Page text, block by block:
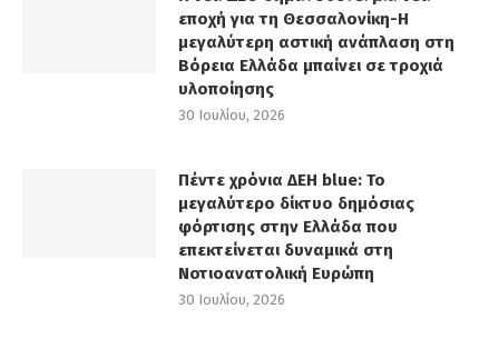
εποχή για τη Θεσσαλονίκη-Η
μεγαλύτερη αστική ανάπλαση στη
Βόρεια Ελλάδα μπαίνει σε τροχιά
υλοποίησης
30 Ιουλίου, 2026
Πέντε χρόνια ΔΕΗ blue: Το
μεγαλύτερο δίκτυο δημόσιας
φόρτισης στην Ελλάδα που
επεκτείνεται δυναμικά στη
Νοτιοανατολική Ευρώπη
30 Ιουλίου, 2026